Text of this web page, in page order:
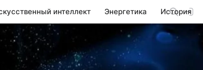
интеллект Энергетика История